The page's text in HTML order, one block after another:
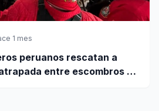
1 mes
peruanos rescatan a
entre escombros de